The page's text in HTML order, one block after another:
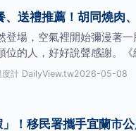
、送禮推薦！胡同燒肉
登場，空氣裡開始彌漫著一
位的人，好好說聲感謝。
度計 DailyView.tw2026-05-08
！移民署攜手宜蘭市